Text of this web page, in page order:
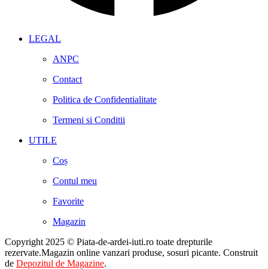
LEGAL
ANPC
Contact
Politica de Confidentialitate
Termeni si Conditii
UTILE
Coș
Contul meu
Favorite
Magazin
Copyright 2025 © Piata-de-ardei-iuti.ro toate drepturile
rezervate.Magazin online vanzari produse, sosuri picante. Construit
de Depozitul de Magazine.